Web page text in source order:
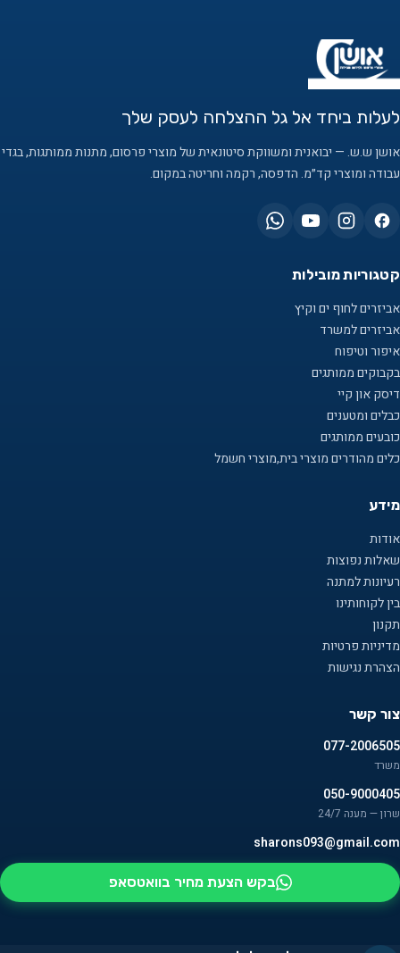
לעלות ביחד אל גל ההצלחה לעסק שלך
אושן ש.ש. — יבואנית ומשווקת סיטונאית של מוצרי פרסום, מתנות ממותגות, בגדי
עבודה ומוצרי קד״מ. הדפסה, רקמה וחריטה במקום.
קטגוריות מובילות
אביזרים לחוף ים וקיץ
אביזרים למשרד
איפור וטיפוח
בקבוקים ממותגים
דיסק און קיי
כבלים ומטענים
כובעים ממותגים
כלים מהודרים מוצרי בית,מוצרי חשמל
מידע
אודות
שאלות נפוצות
רעיונות למתנה
בין לקוחותינו
תקנון
מדיניות פרטיות
הצהרת נגישות
צור קשר
077-2006505
משרד
050-9000405
שרון — מענה 24/7
sharons093@gmail.com
בקש הצעת מחיר בוואטסאפ